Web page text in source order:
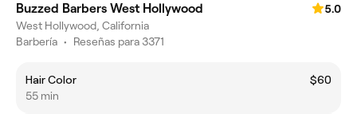
Buzzed Barbers West Hollywood
5.0
West Hollywood, California
Barbería • Reseñas para 3371
Hair Color
$60
55 min